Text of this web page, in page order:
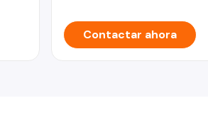
Contactar ahora